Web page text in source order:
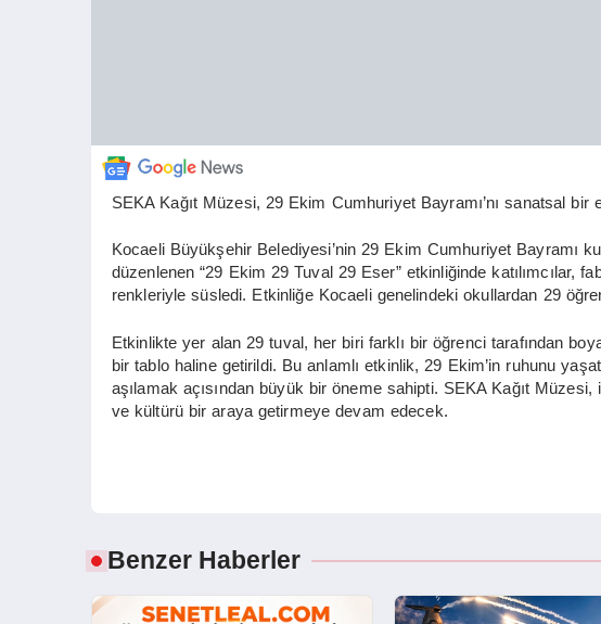
SEKA Kağıt Müzesi, 29 Ekim Cumhuriyet Bayramı’nı sanatsal bir
Kocaeli Büyükşehir Belediyesi’nin 29 Ekim Cumhuriyet Bayramı
düzenlenen “29 Ekim 29 Tuval 29 Eser” etkinliğinde katılımcılar,
renkleriyle süsledi. Etkinliğe Kocaeli genelindeki okullardan 29
Etkinlikte yer alan 29 tuval, her biri farklı bir öğrenci tarafından
bir tablo haline getirildi. Bu anlamlı etkinlik, 29 Ekim’in ruhunu
aşılamak açısından büyük bir öneme sahipti. SEKA Kağıt
ve kültürü bir araya getirmeye devam edecek.
Benzer Haberler